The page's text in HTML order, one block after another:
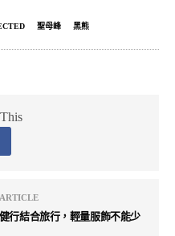
聖母峰 黑熊
行結合旅行，輕量服飾不能少